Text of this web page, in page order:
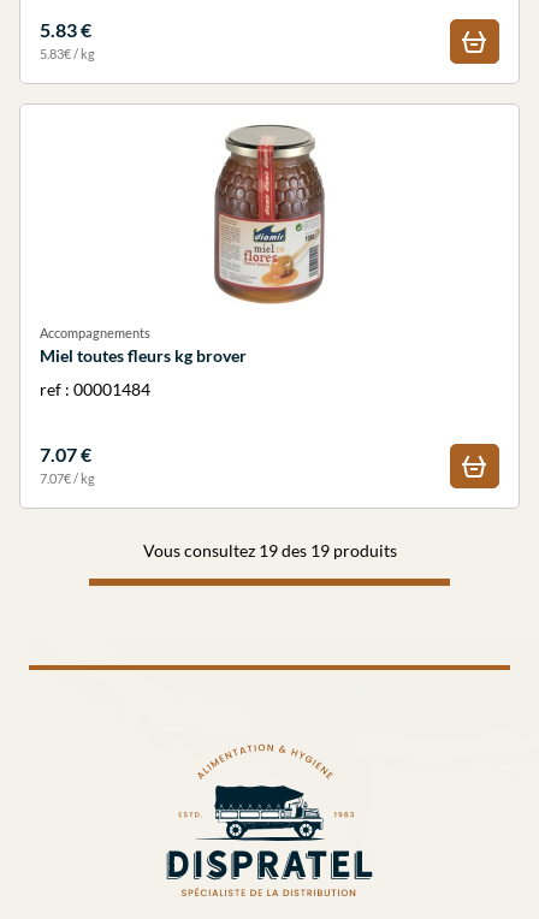
5.83 €
5.83€ / kg
Accompagnements
Miel toutes fleurs kg brover
ref : 00001484
7.07 €
7.07€ / kg
Vous consultez 19 des 19 produits